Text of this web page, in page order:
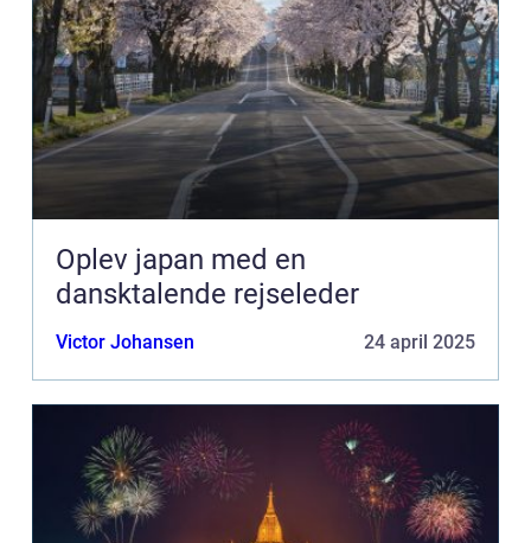
Oplev japan med en
dansktalende rejseleder
Victor Johansen 24 april 2025